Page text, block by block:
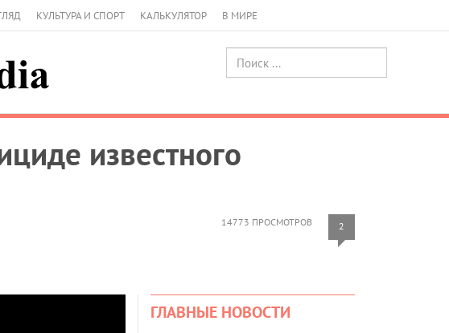
КУЛЬТУРА И СПОРТ КАЛЬКУЛЯТОР В МИРЕ
известного
14773 ПРОСМОТРОВ 2
ГЛАВНЫЕ НОВОСТИ